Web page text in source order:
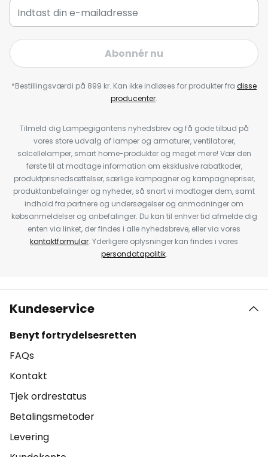
Abonnér nu
*Bestillingsværdi på 899 kr. Kan ikke indløses for produkter fra disse
producenter.
Tilmeld dig Lampegigantens nyhedsbrev og få gode tilbud på
vores store udvalg af lamper og armaturer, ventilatorer,
solcellelamper, smart home-produkter og meget mere! Vær den
første til at modtage information om eksklusive rabatkoder,
produktprisnedsættelser, særlige kampagner og kampagnepriser,
produktanbefalinger og nyheder, så snart vi modtager dem, samt
indhold fra partnere og undersøgelser og anmodninger om
købsanmeldelser og anbefalinger. Du kan til enhver tid afmelde dig
enten via linket, der findes i alle nyhedsbreve, eller via vores
kontaktformular. Yderligere oplysninger kan findes i vores
persondatapolitik.
Kundeservice
Benyt fortrydelsesretten
FAQs
Kontakt
Tjek ordrestatus
Betalingsmetoder
Levering